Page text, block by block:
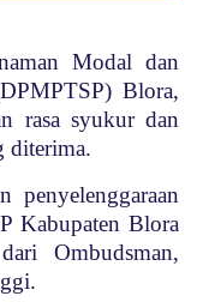
Modal dan
Blora,
rasa syukur dan
diterima.
penyelenggaraan
Kabupaten Blora
Ombudsman,